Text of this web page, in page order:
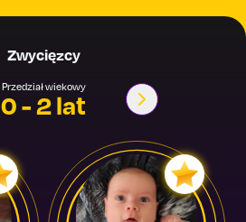
Zwycięzcy
Przedział wiekowy
0 - 2 lat 3 - 4 lat